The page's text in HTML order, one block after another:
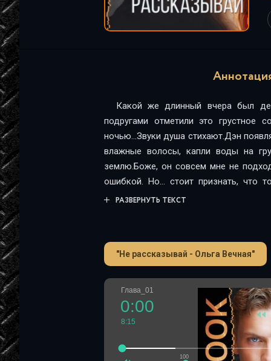
Какой же длинный вчера был
подругами отметили это грустное
ночью…Звуки душа стихают.Дэн
влажные волосы, капли воды на
землю.Боже, он совсем мне не
ошибкой. Но… стоит признать, что
проснулась не в слезах, а с
РАЗВЕРНУТЬ ТЕКСТ
"Не рассказывай - Ольга Вечная"
Глава_01
100
0:00
8:15